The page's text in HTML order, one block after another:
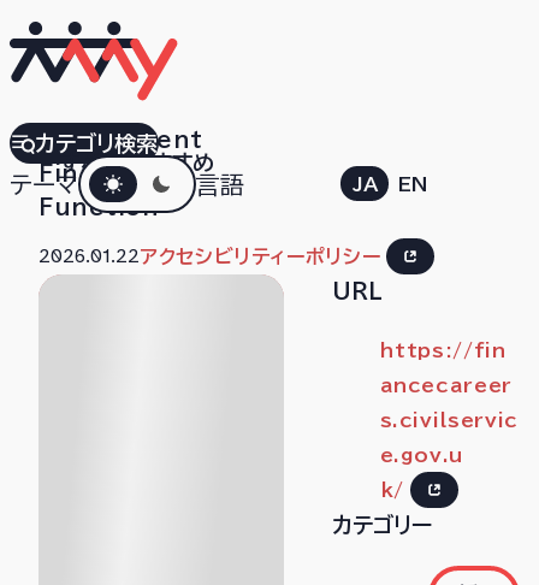
すべておすすめ
テーマダークモード言語 JA EN
カテゴリ検索
Government
Finance
Function
2026.01.22アクセシビリティーポリシー
URL
https://fin
ancecareer
s.civilservic
e.gov.u
k/
カテゴリー